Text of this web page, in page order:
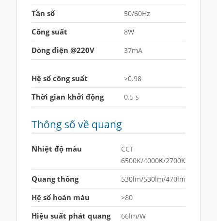
Tần số 50/60Hz
Công suất 8W
Dòng điện @220V 37mA
Hệ số công suất >0.98
Thời gian khởi động 0.5 s
Thông số về quang
Nhiệt độ màu
CCT
6500K/4000K/2700K
Quang thông 530lm/530lm/470lm
Hệ số hoàn màu >80
Hiệu suất phát quang 66lm/W